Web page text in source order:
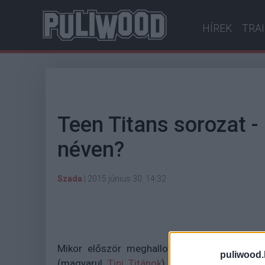
HÍREK
Teen Titans sorozat
néven?
Szada 2015 június 30. 14:32
Mikor először meghallottuk, hogy a TNT